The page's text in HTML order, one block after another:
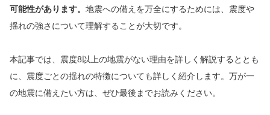
可能性があります。 地震への備えを万全にするためには、震度や
揺れの強さについて理解することが大切です。
本記事では、震度8以上の地震がない理由を詳しく解説するととも
に、震度ごとの揺れの特徴についても詳しく紹介します。万が一
の地震に備えたい方は、ぜひ最後までお読みください。